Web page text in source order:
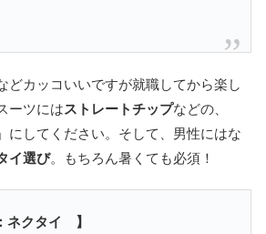
どカッコいいですが就職してから楽し
ーツにはストレートチップなどの、
にしてください。そして、男性にはな
イ選び。もちろん暑くても必須！
ネクタイ 】